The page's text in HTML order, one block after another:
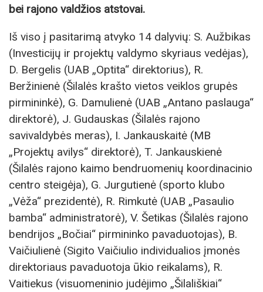
bei rajono valdžios atstovai.
Iš viso į pasitarimą atvyko 14 dalyvių: S. Aužbikas
(Investicijų ir projektų valdymo skyriaus vedėjas),
D. Bergelis (UAB „Optita“ direktorius), R.
Beržinienė (Šilalės krašto vietos veiklos grupės
pirmininkė), G. Damulienė (UAB „Antano paslauga“
direktorė), J. Gudauskas (Šilalės rajono
savivaldybės meras), I. Jankauskaitė (MB
„Projektų avilys“ direktorė), T. Jankauskienė
(Šilalės rajono kaimo bendruomenių koordinacinio
centro steigėja), G. Jurgutienė (sporto klubo
„Vėža“ prezidentė), R. Rimkutė (UAB „Pasaulio
bamba“ administratorė), V. Šetikas (Šilalės rajono
bendrijos „Bočiai“ pirmininko pavaduotojas), B.
Vaičiulienė (Sigito Vaičiulio individualios įmonės
direktoriaus pavaduotoja ūkio reikalams), R.
Vaitiekus (visuomeninio judėjimo „Šilališkiai“